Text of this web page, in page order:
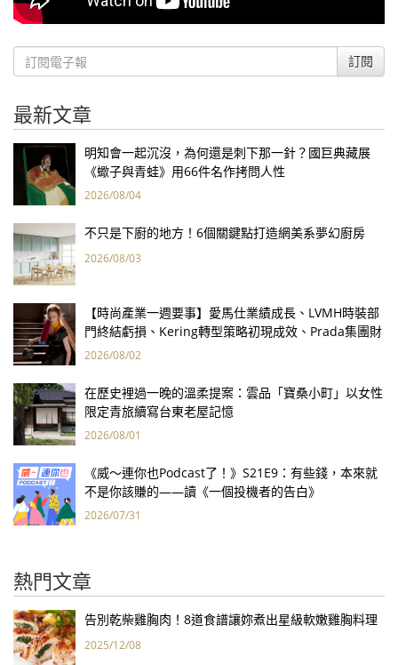
訂閱
最新文章
明知會一起沉沒，為何還是刺下那一針？國巨典藏展
《蠍子與青蛙》用66件名作拷問人性
2026/08/04
不只是下廚的地方！6個關鍵點打造網美系夢幻廚房
2026/08/03
【時尚產業一週要事】愛馬仕業績成長、LVMH時裝部
門終結虧損、Kering轉型策略初現成效、Prada集團財
報亮眼
2026/08/02
在歷史裡過一晚的溫柔提案：雲品「寶桑小町」以女性
限定青旅續寫台東老屋記憶
2026/08/01
《威～連你也Podcast了！》S21E9：有些錢，本來就
不是你該賺的——讀《一個投機者的告白》
2026/07/31
熱門文章
告別乾柴雞胸肉！8道食譜讓妳煮出星級軟嫩雞胸料理
2025/12/08